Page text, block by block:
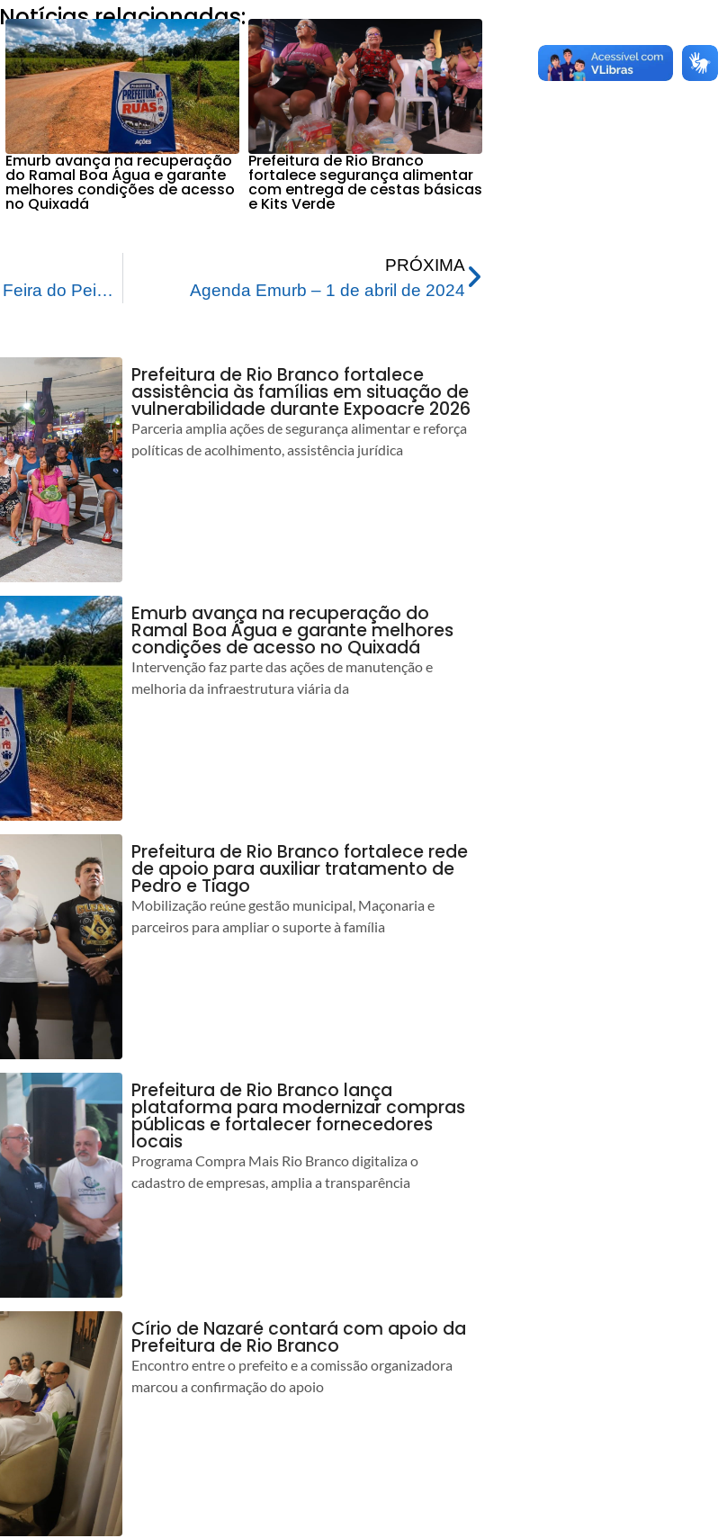
Notícias relacionadas:
Emurb avança na recuperação
do Ramal Boa Água e garante
melhores condições de acesso
no Quixadá
Prefeitura de Rio Branco
fortalece segurança alimentar
com entrega de cestas básicas
e Kits Verde
Prefeito de Rio Branco visita Feira do Peixe na Ceasa
PRÓXIMA
Agenda Emurb – 1 de abril de 2024
Prefeitura de Rio Branco fortalece
assistência às famílias em situação de
vulnerabilidade durante Expoacre 2026
Parceria amplia ações de segurança alimentar e reforça
políticas de acolhimento, assistência jurídica
Emurb avança na recuperação do
Ramal Boa Água e garante melhores
condições de acesso no Quixadá
Intervenção faz parte das ações de manutenção e
melhoria da infraestrutura viária da
Prefeitura de Rio Branco fortalece rede
de apoio para auxiliar tratamento de
Pedro e Tiago
Mobilização reúne gestão municipal, Maçonaria e
parceiros para ampliar o suporte à família
Prefeitura de Rio Branco lança
plataforma para modernizar compras
públicas e fortalecer fornecedores
locais
Programa Compra Mais Rio Branco digitaliza o
cadastro de empresas, amplia a transparência
Círio de Nazaré contará com apoio da
Prefeitura de Rio Branco
Encontro entre o prefeito e a comissão organizadora
marcou a confirmação do apoio